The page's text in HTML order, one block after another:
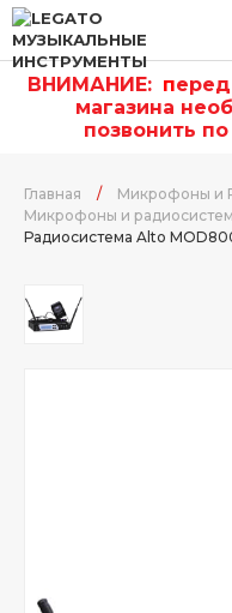
ВНИМАНИЕ: п
магазина
позвонить
Главная / Микрофоны и
Микрофоны и
Радиосистема Alto